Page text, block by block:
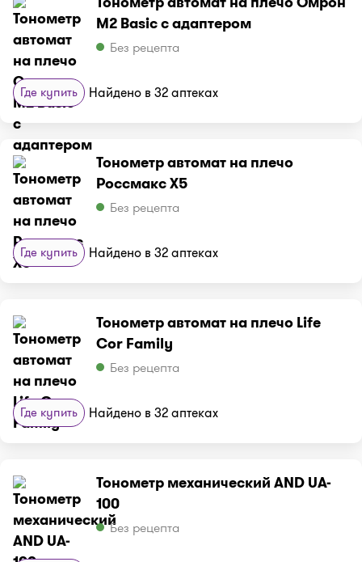
M2 Basic с адаптером
Без рецепта
Где купить Найдено в 32 аптеках
Тонометр автомат на плечо
Россмакс X5
Без рецепта
Где купить Найдено в 32 аптеках
Тонометр автомат на плечо Life
Cor Family
Без рецепта
Где купить Найдено в 32 аптеках
Тонометр механический AND UA-
100
Без рецепта